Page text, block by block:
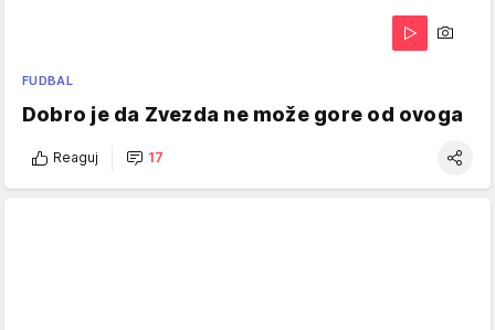
FUDBAL
Dobro je da Zvezda ne može gore od ovoga
Reaguj 17